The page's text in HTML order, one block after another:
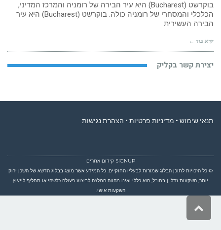
בבוקרשט
בוקרשט (Bucharest) היא עיר הבירה של רומניה והמרכז המדיני,
הכלכלי והמסחרי של רומניה כולה. בוקרשט (Bucharest) היא עיר
הבירה העשירית
קרא עוד ←
יצירת קשר בקליק
תנאי שימוש • מדיניות פרטיות • הצהרת נגישות
SIGNUP קידום אתרים
© כל הזכויות לתוכן הבלוג שמורות לבעליו החוקיים. כל המידע אשר מוצג בבלוג הדשא של השכן ירוק
יותר, השקעות נדל"ן בחו"ל, הוא כללי ואינו מהווה המלצה לביצוע פעולה כלשהי או תחליף לייעוץ
השקעות אישי.
לראש